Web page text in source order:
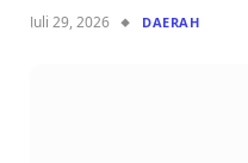
Juli 29, 2026 DAERAH